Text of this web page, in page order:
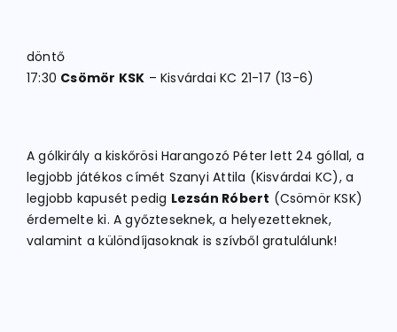
döntő
17:30 Csömör KSK – Kisvárdai KC 21-17 (13-6)
A gólkirály a kiskőrösi Harangozó Péter lett 24 góllal, a
legjobb játékos címét Szanyi Attila (Kisvárdai KC), a
legjobb kapusét pedig Lezsán Róbert (Csömör KSK)
érdemelte ki. A győzteseknek, a helyezetteknek,
valamint a különdíjasoknak is szívből gratulálunk!